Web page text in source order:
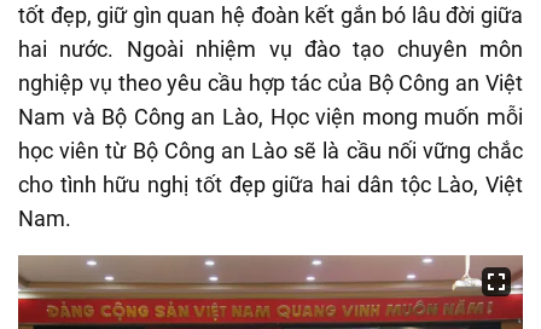
tốt đẹp, giữ gìn quan hệ đoàn kết gắn bó lâu đời giữa
hai nước. Ngoài nhiệm vụ đào tạo chuyên môn
nghiệp vụ theo yêu cầu hợp tác của Bộ Công an Việt
Nam và Bộ Công an Lào, Học viện mong muốn mỗi
học viên từ Bộ Công an Lào sẽ là cầu nối vững chắc
cho tình hữu nghị tốt đẹp giữa hai dân tộc Lào, Việt
Nam.